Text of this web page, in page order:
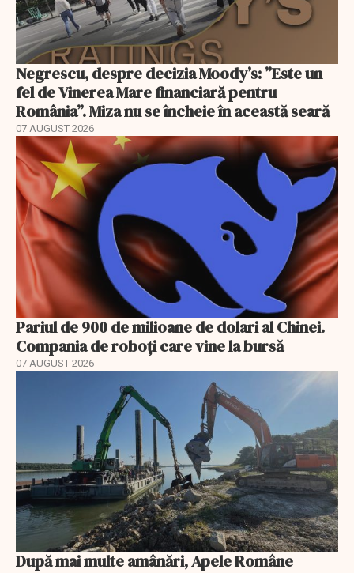
Negrescu, despre decizia Moody’s: ”Este un
fel de Vinerea Mare financiară pentru
România”. Miza nu se încheie în această seară
07 AUGUST 2026
Pariul de 900 de milioane de dolari al Chinei.
Compania de roboți care vine la bursă
07 AUGUST 2026
După mai multe amânări, Apele Române